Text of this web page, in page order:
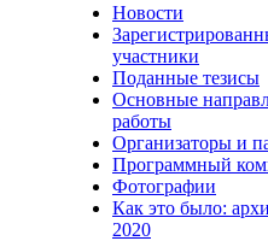
Новости
участники
Поданные тезисы
Основные
работы
Организаторы и
Программный
Фотографии
Как это было:
2020